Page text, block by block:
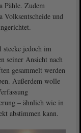
Pähle. Zudem
Volksentscheide und
stecke jedoch im
seiner Ansicht nach
gesammelt werden
Außerdem wolle
– ähnlich wie in
abstimmen kann.